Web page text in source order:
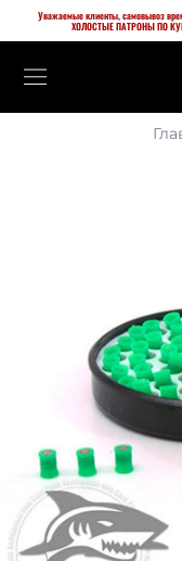
Уважаемые клиенты, самовывоз
ХОЛОСТЫЕ ПАТРОНЫ ПО